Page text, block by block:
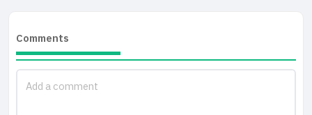
Comments